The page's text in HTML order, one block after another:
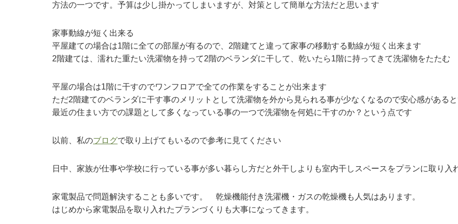
方法の一つです。予算は少し掛かってしまいますが、対策として簡単な方法だと思います
家事動線が短く出来る
平屋建ての場合は1階に全ての部屋が有るので、2階建てと違って家事の移動する動線が短く出来ます
2階建ては、濡れた重たい洗濯物を持って2階のベランダに干して、乾いたら1階に持ってきて洗濯物をたたむ
平屋の場合は1階に干すのでワンフロアで全ての作業をすることが出来ます
ただ2階建てのベランダに干す事のメリットとして洗濯物を外から見られる事が少なくなるので安心感がある
最近の住まい方での課題として多くなっている事の一つで洗濯物を何処に干すのか？という点です
以前、私のブログで取り上げてもいるので参考に見てください
日中、家族が仕事や学校に行っている事が多い暮らし方だと外干しよりも室内干しスペースをプランに取り入
家電製品で問題解決することも多いです。 乾燥機能付き洗濯機・ガスの乾燥機も人気はあります。
はじめから家電製品を取り入れたプランづくりも大事になってきます。